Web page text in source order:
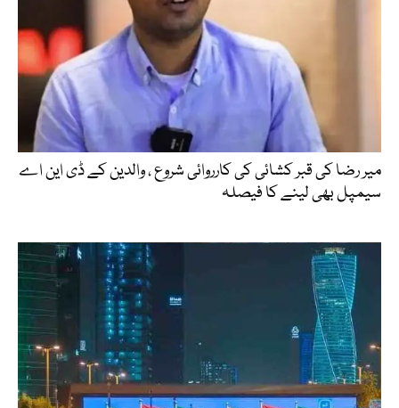
میر رضا کی قبر کشائی کی کارروائی شروع ، والدین کے ڈی این اے
سیمپل بھی لینے کا فیصلہ